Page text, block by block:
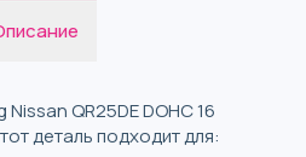
QR25DE DOHC 16
деталь подходит для: